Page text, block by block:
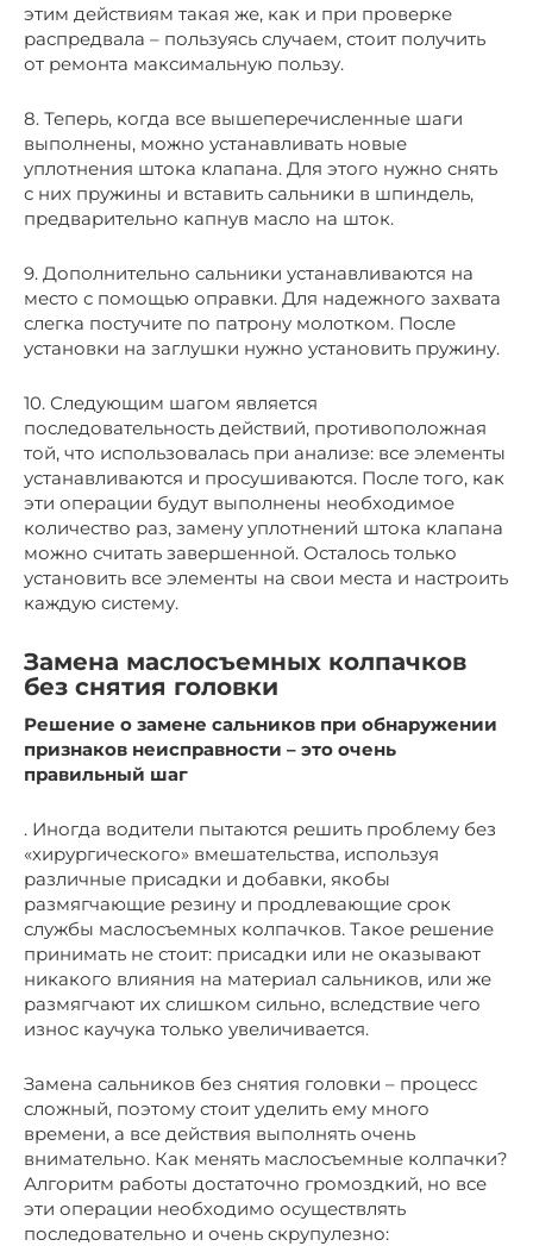
этим действиям такая же, как и при проверке
распредвала – пользуясь случаем, стоит получить
от ремонта максимальную пользу.
8. Теперь, когда все вышеперечисленные шаги
выполнены, можно устанавливать новые
уплотнения штока клапана. Для этого нужно снять
с них пружины и вставить сальники в шпиндель,
предварительно капнув масло на шток.
9. Дополнительно сальники устанавливаются на
место с помощью оправки. Для надежного захвата
слегка постучите по патрону молотком. После
установки на заглушки нужно установить пружину.
10. Следующим шагом является
последовательность действий, противоположная
той, что использовалась при анализе: все элементы
устанавливаются и просушиваются. После того, как
эти операции будут выполнены необходимое
количество раз, замену уплотнений штока клапана
можно считать завершенной. Осталось только
установить все элементы на свои места и настроить
каждую систему.
Замена маслосъемных колпачков
без снятия головки
Решение о замене сальников при обнаружении
признаков неисправности – это очень
правильный шаг
. Иногда водители пытаются решить проблему без
«хирургического» вмешательства, используя
различные присадки и добавки, якобы
размягчающие резину и продлевающие срок
службы маслосъемных колпачков. Такое решение
принимать не стоит: присадки или не оказывают
никакого влияния на материал сальников, или же
размягчают их слишком сильно, вследствие чего
износ каучука только увеличивается.
Замена сальников без снятия головки – процесс
сложный, поэтому стоит уделить ему много
времени, а все действия выполнять очень
внимательно. Как менять маслосъемные колпачки?
Алгоритм работы достаточно громоздкий, но все
эти операции необходимо осуществлять
последовательно и очень скрупулезно: